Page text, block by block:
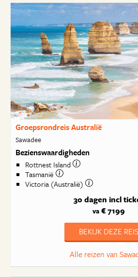
Groepsrondreis Australië
Sawadee
Bezienswaardigheden
Rottnest Island
Tasmanië
Victoria (Australië)
30 dagen incl
va€ 7199
BEKIJK DEZE REIS
Alle reizen van